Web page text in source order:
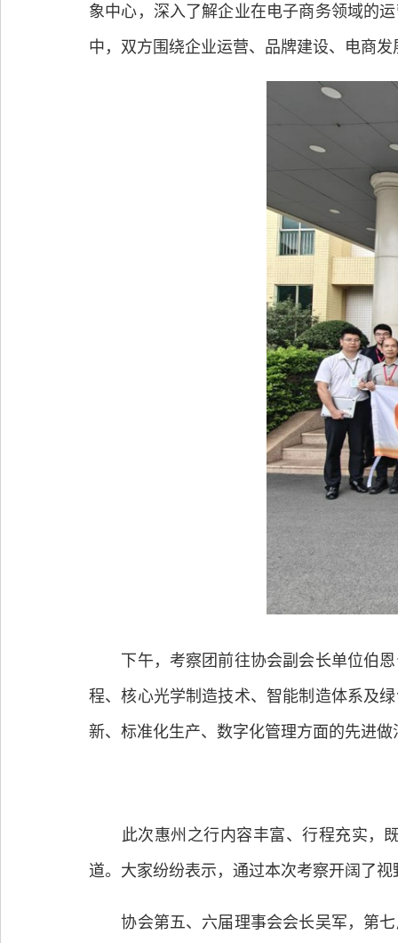
象中心，深入了解企业在电子商务领域的
中，双方围绕企业运营、品牌建设、电商
下午，考察团前往协会副会长单位伯恩
程、核心光学制造技术、智能制造体系及
新、标准化生产、数字化管理方面的先进
此次惠州之行内容丰富、行程充实，既
道。大家纷纷表示，通过本次考察开阔了
协会第五、六届理事会会长吴军，第七